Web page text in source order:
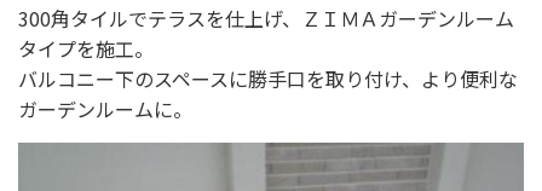
300角タイルでテラスを仕上げ、ＺＩＭＡガーデンルーム
タイプを施工。
バルコニー下のスペースに勝手口を取り付け、より便利な
ガーデンルームに。